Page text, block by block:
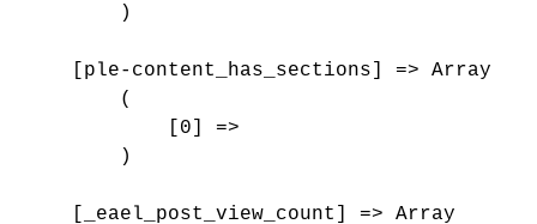
        )
    [ple-content_has_sections] => Array
        (
            [0] =>
        )
    [_eael_post_view_count] => Array